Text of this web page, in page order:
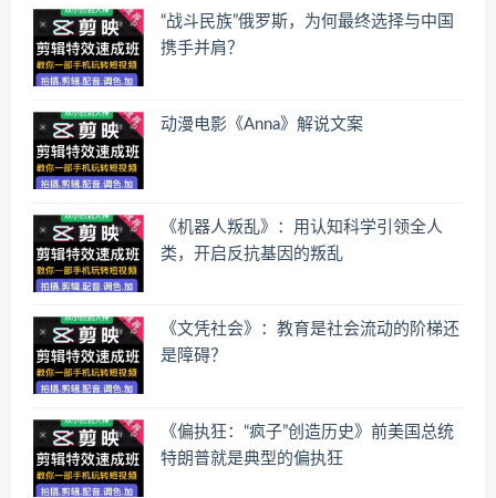
“战斗民族”俄罗斯，为何最终选择与中国
携手并肩？
动漫电影《Anna》解说文案
《机器人叛乱》：用认知科学引领全人
类，开启反抗基因的叛乱
《文凭社会》：教育是社会流动的阶梯还
是障碍？
《偏执狂：“疯子”创造历史》前美国总统
特朗普就是典型的偏执狂